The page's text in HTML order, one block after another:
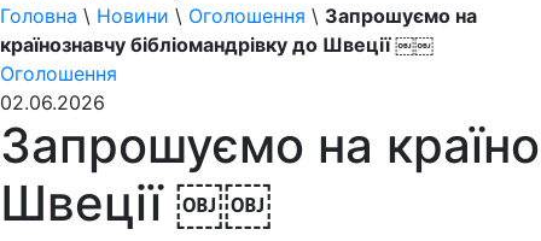
Головна \ Новини \ Оголошення \ Запрошуємо на
країнознавчу бібліомандрівку до Швеції ￼￼
Оголошення
02.06.2026
Запрошуємо на
Швеції ￼￼